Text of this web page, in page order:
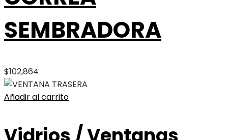
SEMBRADORA
$102,864
Añadir al carrito